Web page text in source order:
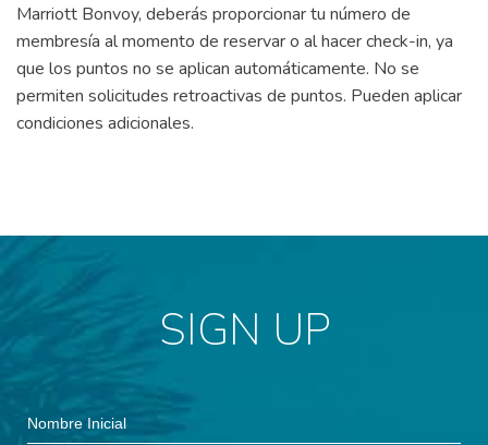
Marriott Bonvoy, deberás proporcionar tu número de
membresía al momento de reservar o al hacer check-in, ya
que los puntos no se aplican automáticamente. No se
permiten solicitudes retroactivas de puntos. Pueden aplicar
condiciones adicionales.
SIGN UP
Hidden
Field
Nombre
Inicial